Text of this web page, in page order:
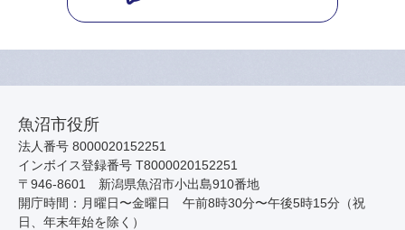
魚沼市役所
法人番号 8000020152251
インボイス登録番号 T8000020152251
〒946-8601 新潟県魚沼市小出島910番地
開庁時間：月曜日〜金曜日 午前8時30分〜午後5時15分（祝
日、年末年始を除く）